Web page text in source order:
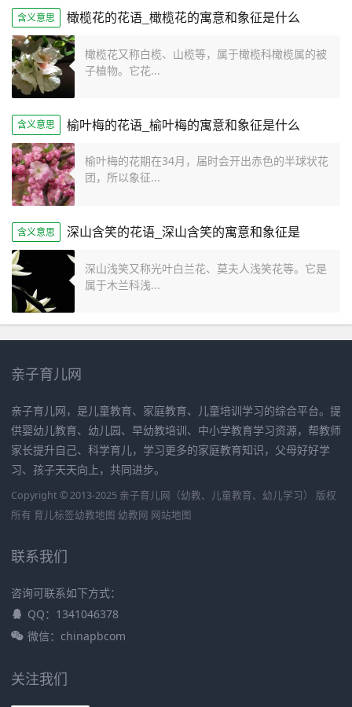
含义意思 橄榄花的花语_橄榄花的寓意和象征是什么
橄榄花又称白榄、山榄等，属于橄榄科橄榄属的被
子植物。它花...
含义意思 榆叶梅的花语_榆叶梅的寓意和象征是什么
榆叶梅的花期在34月，届时会开出赤色的半球状花
团，所以象征...
含义意思 深山含笑的花语_深山含笑的寓意和象征是
深山浅笑又称光叶白兰花、莫夫人浅笑花等。它是
属于木兰科浅...
亲子育儿网
亲子育儿网，是儿童教育、家庭教育、儿童培训学习的综合平台。提
供婴幼儿教育、幼儿园、早幼教培训、中小学教育学习资源，帮教师
家长提升自己、科学育儿，学习更多的家庭教育知识，父母好好学
习、孩子天天向上，共同进步。
Copyright © 2013-2025 亲子育儿网（幼教、儿童教育、幼儿学习） 版权
所有 育儿标签幼教地图 幼教网 网站地图
联系我们
咨询可联系如下方式：
QQ：1341046378
微信：chinapbcom
关注我们